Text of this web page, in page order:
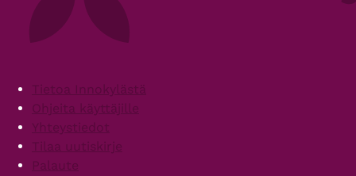
FooterTietoa Innokylästä
Ohjeita käyttäjille
Yhteystiedot
Tilaa uutiskirje
Palaute